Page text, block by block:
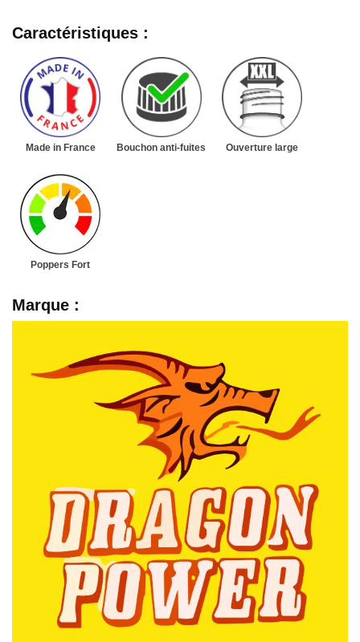
Caractéristiques :
Made in France Bouchon anti-fuites Ouverture large
Poppers Fort
Marque :